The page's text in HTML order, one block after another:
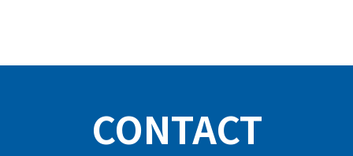
CONTACT